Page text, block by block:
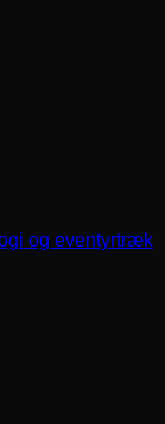
og eventyrtræk